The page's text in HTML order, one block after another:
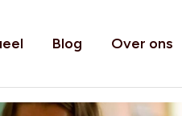
Blog Over ons